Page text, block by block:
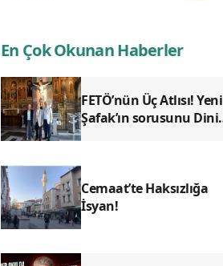
En Çok Okunan Haberler
FETÖ’nün Üç Atlısı! Yeni
Şafak’ın sorusunu Dini
Cemaat’te Haksızlığa
İsyan!